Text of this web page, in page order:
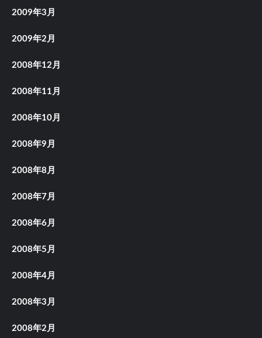
2009年3月
2009年2月
2008年12月
2008年11月
2008年10月
2008年9月
2008年8月
2008年7月
2008年6月
2008年5月
2008年4月
2008年3月
2008年2月